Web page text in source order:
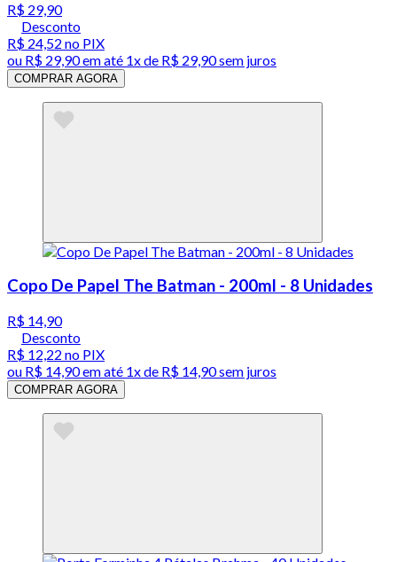
R$ 29,90
Desconto
R$ 24,52 no PIX
ou R$ 29,90em até 1x de R$ 29,90sem juros
COMPRAR AGORA
Copo De Papel The Batman - 200ml - 8 Unidades
R$ 14,90
Desconto
R$ 12,22 no PIX
ou R$ 14,90em até 1x de R$ 14,90sem juros
COMPRAR AGORA